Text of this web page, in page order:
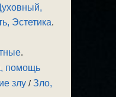
Эстетика.
.
помощь
злу /Зло,